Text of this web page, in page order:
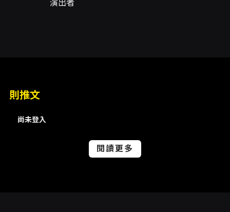
（摘要） - 本節目採用文化部票券定型化契約之
供「聯絡主辦單位」連結）
注意事項
KKTIX 正式授權之通路購買票券（含拍賣網站或
陌生代購），以免遭遇假票或詐騙；主辦及
演出者
則推文
尚未登入
閱讀更多